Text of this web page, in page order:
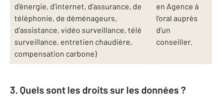
d’énergie, d’internet, d’assurance, de
téléphonie, de déménageurs,
d’assistance, vidéo surveillance, télé
surveillance, entretien chaudière,
compensation carbone)
en Agence à
l’oral auprès
d’un
conseiller.
3. Quels sont les droits sur les données ?